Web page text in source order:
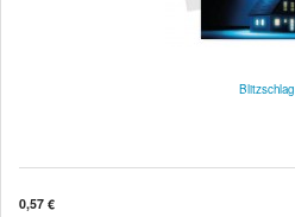
Blitzschlag
0,57 €